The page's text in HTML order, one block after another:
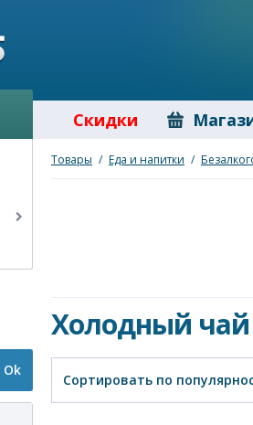
Скидки
Ok
Товары / Еда и напитки /
Холодный чай
Сортировать по